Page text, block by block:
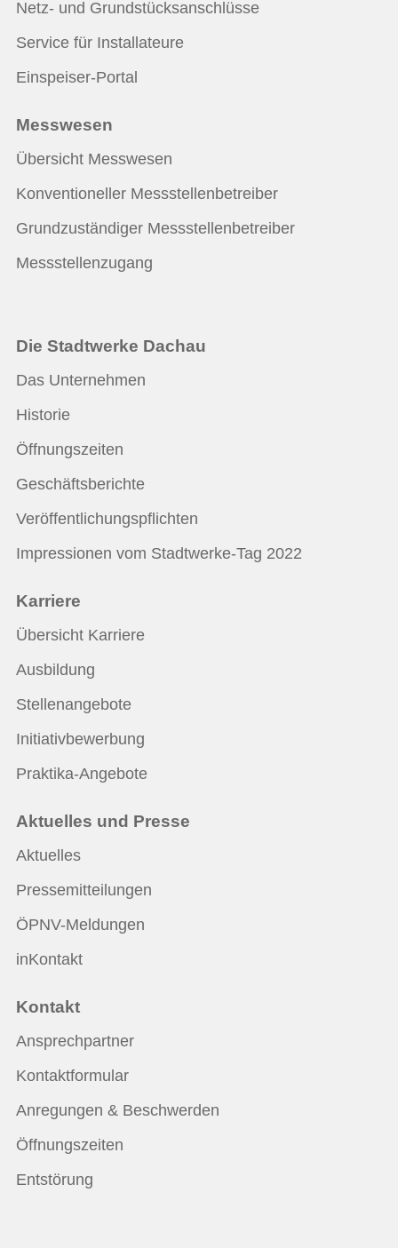
Netz- und Grundstücksanschlüsse
Service für Installateure
Einspeiser-Portal
Messwesen
Übersicht Messwesen
Konventioneller Messstellenbetreiber
Grundzuständiger Messstellenbetreiber
Messstellenzugang
Die Stadtwerke Dachau
Das Unternehmen
Historie
Öffnungszeiten
Geschäftsberichte
Veröffentlichungspflichten
Impressionen vom Stadtwerke-Tag 2022
Karriere
Übersicht Karriere
Ausbildung
Stellenangebote
Initiativbewerbung
Praktika-Angebote
Aktuelles und Presse
Aktuelles
Pressemitteilungen
ÖPNV-Meldungen
inKontakt
Kontakt
Ansprechpartner
Kontaktformular
Anregungen & Beschwerden
Öffnungszeiten
Entstörung